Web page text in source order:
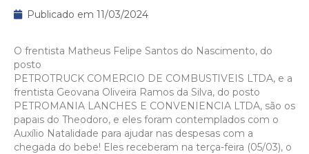
Publicado em 11/03/2024
O frentista Matheus Felipe Santos do Nascimento, do
posto
PETROTRUCK COMERCIO DE COMBUSTIVEIS LTDA, e a
frentista Geovana Oliveira Ramos da Silva, do posto
PETROMANIA LANCHES E CONVENIENCIA LTDA, são os
papais do Theodoro, e eles foram contemplados com o
Auxílio Natalidade para ajudar nas despesas com a
chegada do bebe! Eles receberam na terça-feira (05/03), o